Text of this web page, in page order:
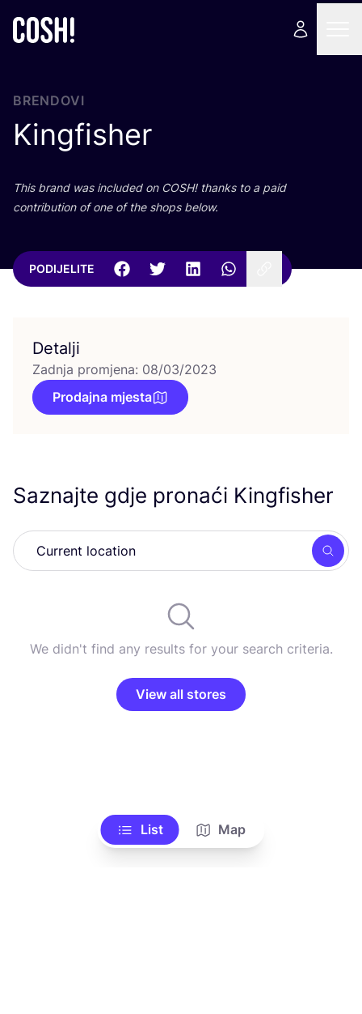
BRENDOVI
Kingfisher
This brand was inclu­ded on COSH! than­ks to a paid
con­tri­bu­ti­on of one of the shops below.
PODIJELITE
Detalji
Zadnja promjena: 08/03/2023
Prodajna mjesta
Saznajte gdje pronaći Kingfisher
We didn't find any results for your search criteria.
View all stores
List Map